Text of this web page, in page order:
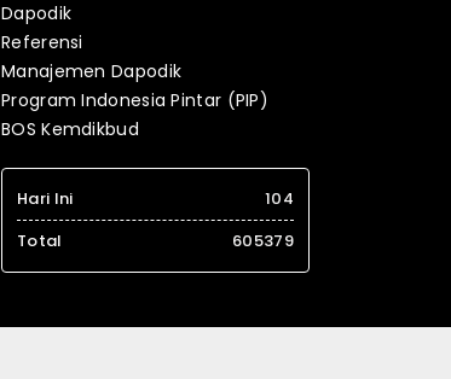
Dapodik
Referensi
Manajemen Dapodik
Program Indonesia Pintar (PIP)
BOS Kemdikbud
Hari Ini
104
Total
605379